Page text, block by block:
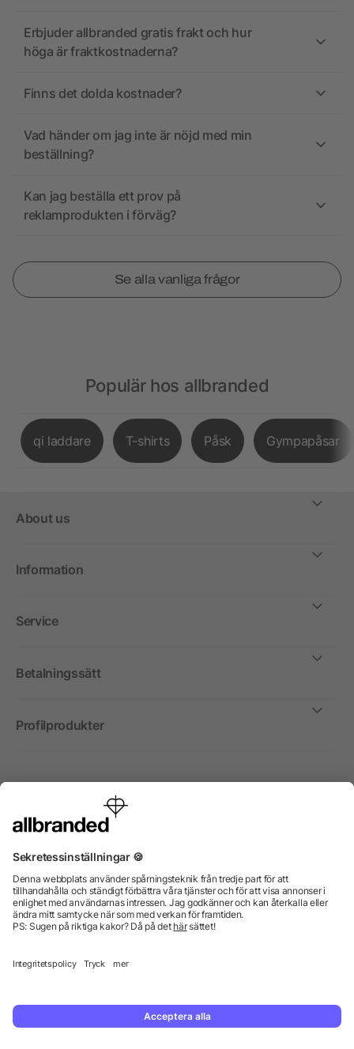
Erbjuder allbranded gratis frakt och hur
höga är fraktkostnaderna?
Finns det dolda kostnader?
Vad händer om jag inte är nöjd med min
beställning?
Kan jag beställa ett prov på
reklamprodukten i förväg?
Se alla vanliga frågor
Populär hos allbranded
qi laddare T-shirts Påsk Gympapåsar
About us
Information
Service
Betalningssätt
Profilprodukter
Internationellt
enbart till företag, institutioner, föreningar och
© 2026 allbranded GmbH.